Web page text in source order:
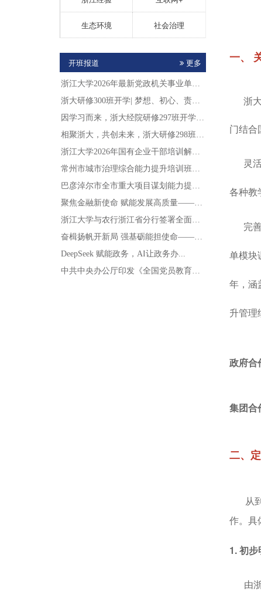
生态环境 社会治理
开班报道 更多
浙江大学2026年最新党政机关事业单位干...
浙大研修300班开学| 梦想、初心、责任...
因学习而来，浙大经院研修297班开学典礼...
相聚浙大，共创未来，浙大研修298班开学...
浙江大学2026年国有企业干部培训解决方...
常州市城市治理综合能力提升培训班在浙江大...
巴彦淖尔市全市重大项目谋划能力提升培训班...
聚焦金融新使命 赋能发展高质量——202...
浙江大学与农行浙江省分行签署全面战略合作...
奋楫扬帆开新局 强基砺能担使命——蚌埠、...
DeepSeek 赋能政务，AI让政务办...
中共中央办公厅印发《全国党员教育培训工作...
一、
浙
门结合
灵活
各种教
完善
单模块
年，涵
升管理
政府合
集团合
二、
从到
作。具
1. 初
由浙